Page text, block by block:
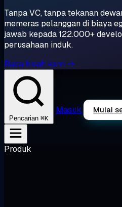
Tanpa VC, tanpa tekanan
memeras pelanggan di biaya
jawab kepada 122.000+
perusahaan induk.
Baca kisah kami →
Pencarian ⌘K
Masuk Mulai
Produk